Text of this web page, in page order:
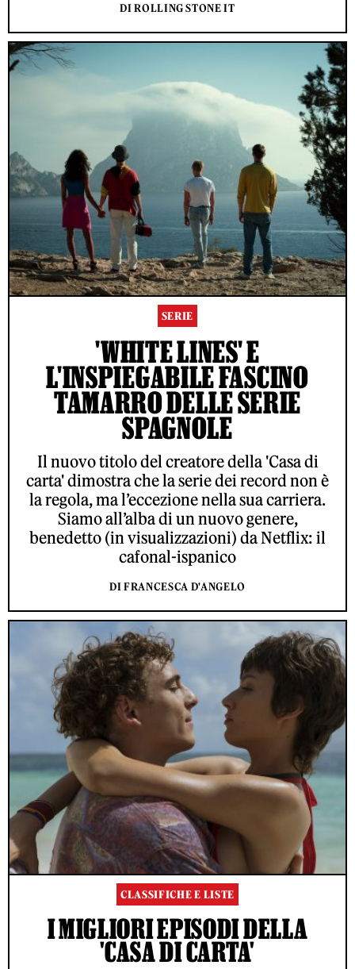
DI ROLLING STONE IT
SERIE
'WHITE LINES' E
L'INSPIEGABILE FASCINO
TAMARRO DELLE SERIE
SPAGNOLE
Il nuovo titolo del creatore della 'Casa di
carta' dimostra che la serie dei record non è
la regola, ma l’eccezione nella sua carriera.
Siamo all’alba di un nuovo genere,
benedetto (in visualizzazioni) da Netflix: il
cafonal-ispanico
DI FRANCESCA D'ANGELO
CLASSIFICHE E LISTE
I MIGLIORI EPISODI DELLA
'CASA DI CARTA'